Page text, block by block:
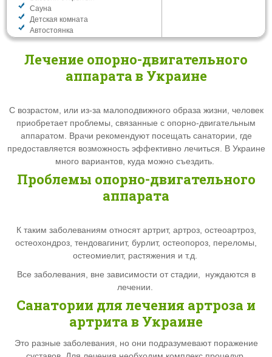
Лечение опорно-двигательного
аппарата в Украине
С возрастом, или из-за малоподвижного образа жизни, человек
приобретает проблемы, связанные с опорно-двигательным
аппаратом. Врачи рекомендуют посещать санатории, где
предоставляется возможность эффективно лечиться. В Украине
много вариантов, куда можно съездить.
Проблемы опорно-двигательного
аппарата
К таким заболеваниям относят артрит, артроз, остеоартроз,
остеохондроз, тендовагинит, бурлит, остеопороз, переломы,
остеомиелит, растяжения и т.д.
Все заболевания, вне зависимости от стадии, нуждаются в
лечении.
Санатории для лечения артроза и
артрита в Украине
Это разные заболевания, но они подразумевают поражение
Сауна
Детская комната
Автостоянка